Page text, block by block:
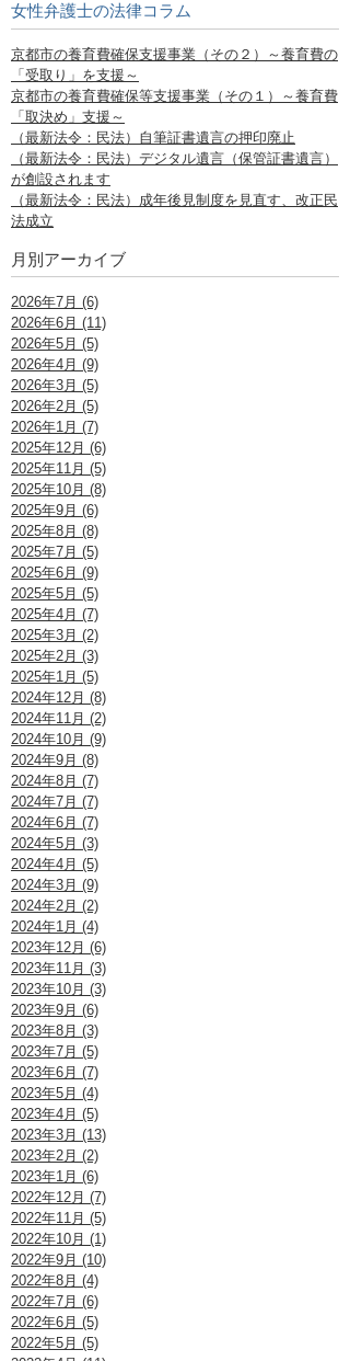
女性弁護士の法律コラム
京都市の養育費確保支援事業（その２）～養育費の
「受取り」を支援～
京都市の養育費確保等支援事業（その１）～養育費
「取決め」支援～
（最新法令：民法）自筆証書遺言の押印廃止
（最新法令：民法）デジタル遺言（保管証書遺言）
が創設されます
（最新法令：民法）成年後見制度を見直す、改正民
法成立
月別アーカイブ
2026年7月 (6)
2026年6月 (11)
2026年5月 (5)
2026年4月 (9)
2026年3月 (5)
2026年2月 (5)
2026年1月 (7)
2025年12月 (6)
2025年11月 (5)
2025年10月 (8)
2025年9月 (6)
2025年8月 (8)
2025年7月 (5)
2025年6月 (9)
2025年5月 (5)
2025年4月 (7)
2025年3月 (2)
2025年2月 (3)
2025年1月 (5)
2024年12月 (8)
2024年11月 (2)
2024年10月 (9)
2024年9月 (8)
2024年8月 (7)
2024年7月 (7)
2024年6月 (7)
2024年5月 (3)
2024年4月 (5)
2024年3月 (9)
2024年2月 (2)
2024年1月 (4)
2023年12月 (6)
2023年11月 (3)
2023年10月 (3)
2023年9月 (6)
2023年8月 (3)
2023年7月 (5)
2023年6月 (7)
2023年5月 (4)
2023年4月 (5)
2023年3月 (13)
2023年2月 (2)
2023年1月 (6)
2022年12月 (7)
2022年11月 (5)
2022年10月 (1)
2022年9月 (10)
2022年8月 (4)
2022年7月 (6)
2022年6月 (5)
2022年5月 (5)